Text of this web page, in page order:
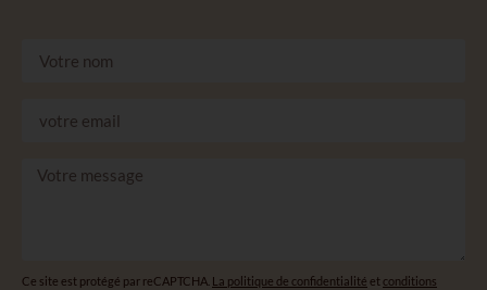
Ce site est protégé par reCAPTCHA. La politique de confidentialité etconditions